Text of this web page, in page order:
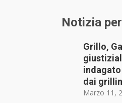
Notizia
Grillo,
dai
Marzo 11,